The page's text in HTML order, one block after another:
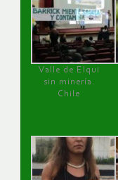
Valle de Elqui
sin minería.
Chile